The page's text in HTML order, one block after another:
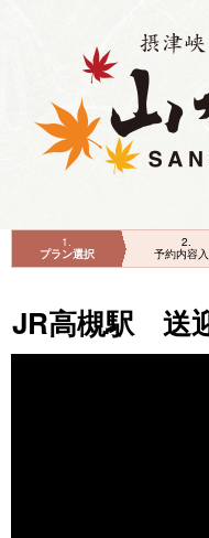
1
プラン選択
2
予約内容
JR高槻駅 送